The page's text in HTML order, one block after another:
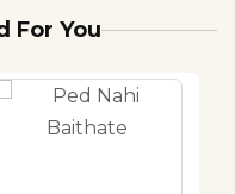
For You